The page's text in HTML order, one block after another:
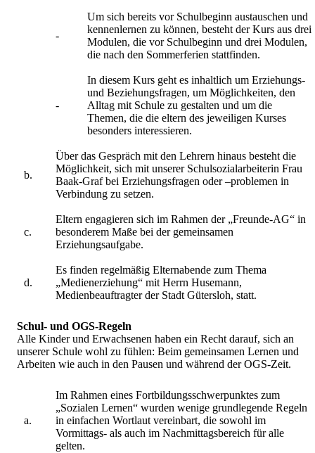
-
Um sich bereits vor Schulbeginn austauschen und
kennenlernen zu können, besteht der Kurs aus drei
Modulen, die vor Schulbeginn und drei Modulen,
die nach den Sommerferien stattfinden.
-
In diesem Kurs geht es inhaltlich um Erziehungs-
und Beziehungsfragen, um Möglichkeiten, den
Alltag mit Schule zu gestalten und um die
Themen, die die eltern des jeweiligen Kurses
besonders interessieren.
b.
Über das Gespräch mit den Lehrern hinaus besteht die
Möglichkeit, sich mit unserer Schulsozialarbeiterin Frau
Baak-Graf bei Erziehungsfragen oder –problemen in
Verbindung zu setzen.
c.
Eltern engagieren sich im Rahmen der „Freunde-AG“ in
besonderem Maße bei der gemeinsamen
Erziehungsaufgabe.
d.
Es finden regelmäßig Elternabende zum Thema
„Medienerziehung“ mit Herrn Husemann,
Medienbeauftragter der Stadt Gütersloh, statt.
Schul- und OGS-Regeln
Alle Kinder und Erwachsenen haben ein Recht darauf, sich an
unserer Schule wohl zu fühlen: Beim gemeinsamen Lernen und
Arbeiten wie auch in den Pausen und während der OGS-Zeit.
a.
Im Rahmen eines Fortbildungsschwerpunktes zum
„Sozialen Lernen“ wurden wenige grundlegende Regeln
in einfachen Wortlaut vereinbart, die sowohl im
Vormittags- als auch im Nachmittagsbereich für alle
gelten.